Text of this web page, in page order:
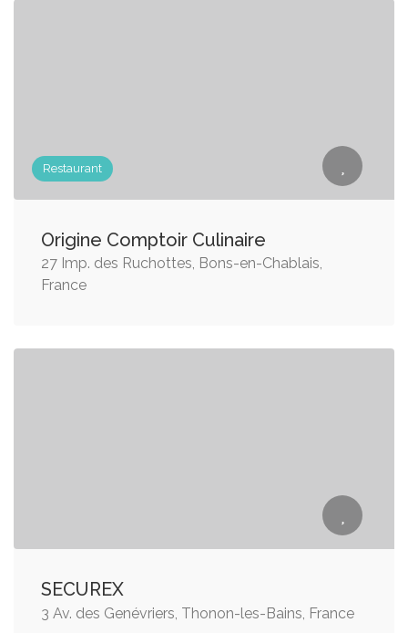
Restaurant
Origine Comptoir Culinaire
27 Imp. des Ruchottes, Bons-en-Chablais,
France
SECUREX
3 Av. des Genévriers, Thonon-les-Bains, France